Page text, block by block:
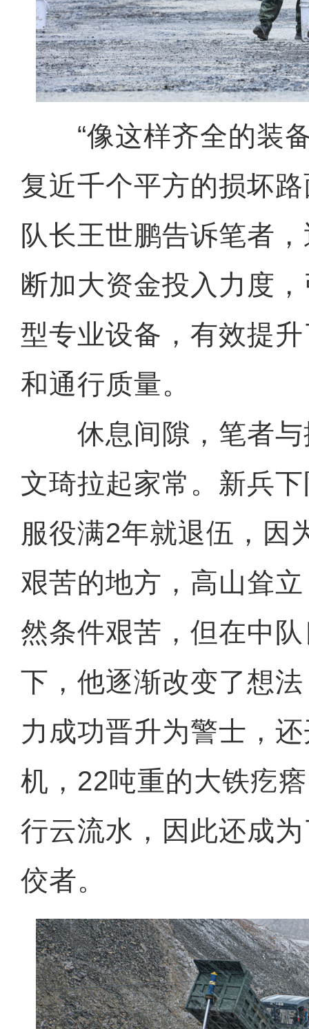
“像这样齐全的装备
复近千个平方的损坏
队长王世鹏告诉笔者
断加大资金投入力度
型专业设备，有效提
和通行质量。
休息间隙，笔者与
文琦拉起家常。新兵
服役满2年就退伍，因
艰苦的地方，高山耸
然条件艰苦，但在中
下，他逐渐改变了想
力成功晋升为警士，
机，22吨重的大铁疙
行云流水，因此还成
佼者。